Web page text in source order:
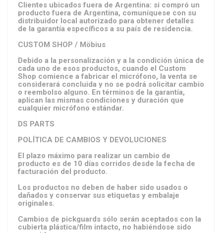
Clientes ubicados fuera de Argentina: si compró un
producto fuera de Argentina, comuníquese con su
distribuidor local autorizado para obtener detalles
de la garantía específicos a su país de residencia.
CUSTOM SHOP / Möbius
Debido a la personalización y a la condición única de
cada uno de esos productos, cuando el Custom
Shop comience a fabricar el micrófono, la venta se
considerará concluida y no se podrá solicitar cambio
o reembolso alguno. En términos de la garantía,
aplican las mismas condiciones y duración que
cualquier micrófono estándar.
DS PARTS
POLÍTICA DE CAMBIOS Y DEVOLUCIONES
El plazo máximo para realizar un cambio de
producto es de 10 días corridos desde la fecha de
facturación del producto.
Los productos no deben de haber sido usados o
dañados y conservar sus etiquetas y embalaje
originales.
Cambios de pickguards sólo serán aceptados con la
cubierta plástica/film intacto, no habiéndose sido